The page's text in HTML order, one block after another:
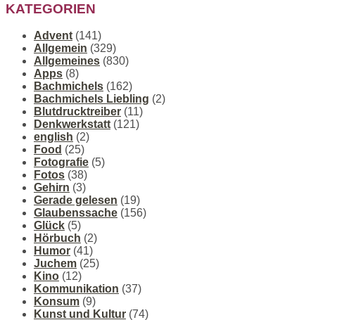
KATEGORIEN
Advent (141)
Allgemein (329)
Allgemeines (830)
Apps (8)
Bachmichels (162)
Bachmichels Liebling (2)
Blutdrucktreiber (11)
Denkwerkstatt (121)
english (2)
Food (25)
Fotografie (5)
Fotos (38)
Gehirn (3)
Gerade gelesen (19)
Glaubenssache (156)
Glück (5)
Hörbuch (2)
Humor (41)
Juchem (25)
Kino (12)
Kommunikation (37)
Konsum (9)
Kunst und Kultur (74)